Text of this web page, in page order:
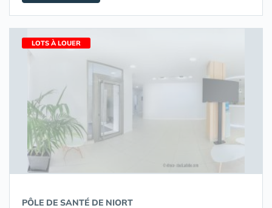
LOTS À LOUER
PÔLE DE SANTÉ DE NIORT